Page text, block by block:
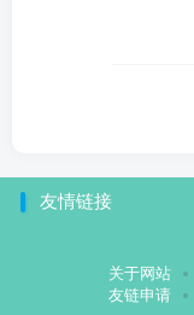
友情链接
关于网站
友链申请